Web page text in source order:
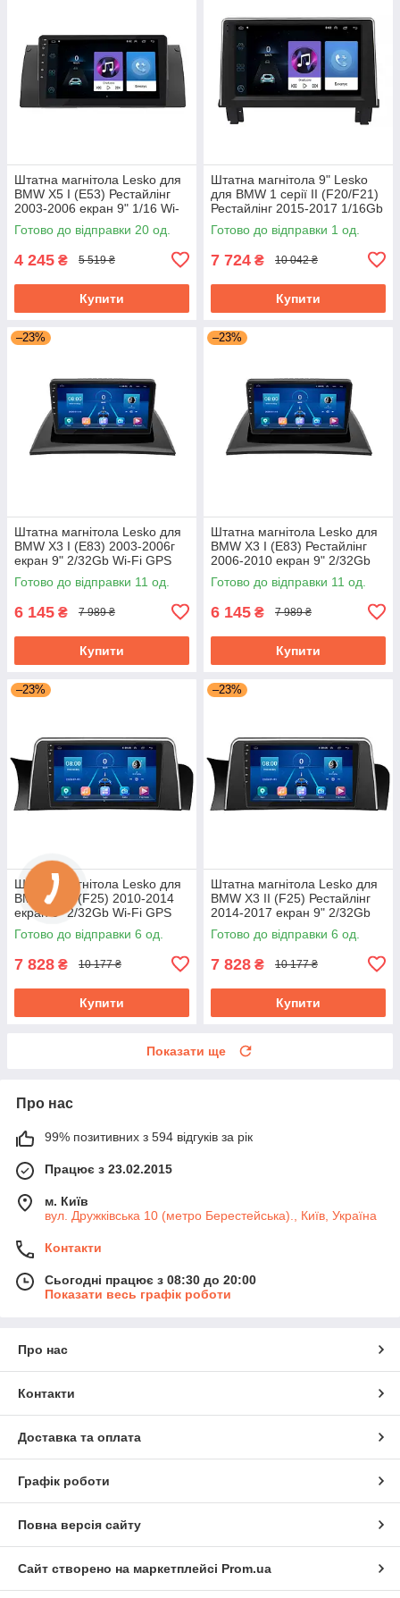
Штатна магнітола Lesko для
BMW X5 I (E53) Рестайлінг
2003-2006 екран 9" 1/16 Wi-
Fi Base GPS Android БМВ
Готово до відправки 20 од.
4 245 ₴ 5 519 ₴
Купити
Штатна магнітола 9" Lesko
для BMW 1 серії II (F20/F21)
Рестайлінг 2015-2017 1/16Gb
Wi-Fi GPS Base БМВ
Готово до відправки 1 од.
7 724 ₴ 10 042 ₴
Купити
–23%
Штатна магнітола Lesko для
BMW X3 I (E83) 2003-2006г
екран 9" 2/32Gb Wi-Fi GPS
Base БМВ
Готово до відправки 11 од.
6 145 ₴ 7 989 ₴
Купити
–23%
Штатна магнітола Lesko для
BMW X3 I (E83) Рестайлінг
2006-2010 екран 9" 2/32Gb
Wi-Fi GPS Base БМВ
Готово до відправки 11 од.
6 145 ₴ 7 989 ₴
Купити
–23%
Штатна магнітола Lesko для
BMW X3 II (F25) 2010-2014
екран 9" 2/32Gb Wi-Fi GPS
Base БМВ
Готово до відправки 6 од.
7 828 ₴ 10 177 ₴
Купити
–23%
Штатна магнітола Lesko для
BMW X3 II (F25) Рестайлінг
2014-2017 екран 9" 2/32Gb
Wi-Fi GPS Base БМВ
Готово до відправки 6 од.
7 828 ₴ 10 177 ₴
Купити
Показати ще
Про нас
99% позитивних з 594 відгуків за рік
Працює з 23.02.2015
м. Київ
вул. Дружківська 10 (метро Берестейська)., Київ, Україна
Контакти
Сьогодні працює з 08:30 до 20:00
Показати весь графік роботи
Про нас
Контакти
Доставка та оплата
Графік роботи
Повна версія сайту
Сайт створено на маркетплейсі Prom.ua